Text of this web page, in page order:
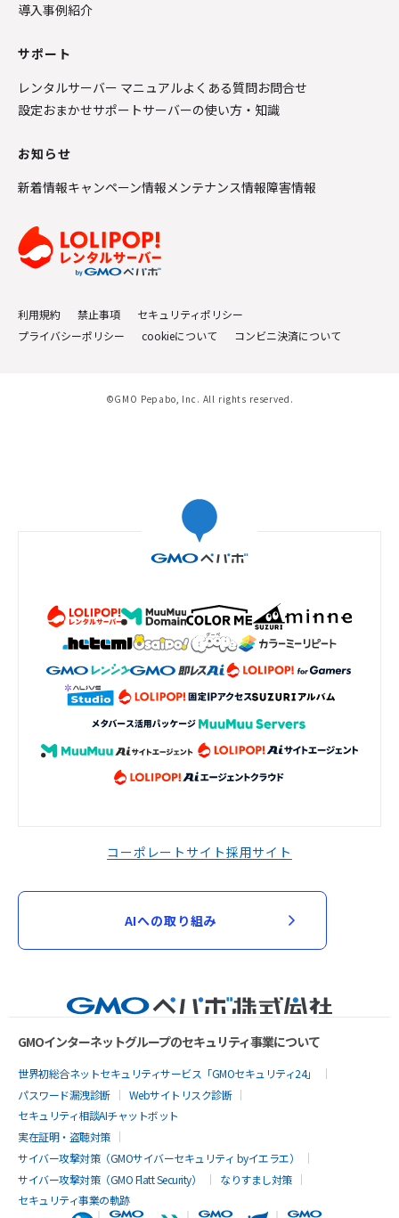
導入事例紹介
サポート
レンタルサーバー マニュアルよくある質問お問合せ
設定おまかせサポートサーバーの使い方・知識
お知らせ
新着情報キャンペーン情報メンテナンス情報障害情報
利用規約 禁止事項
セキュリティポリシー
プライバシーポリシー
cookieについて コンビニ決済について
©GMO Pepabo, Inc. All rights reserved.
コーポレートサイト採用サイト
AIへの取り組み
GMOインターネットグループのセキュリティ事業について
世界初総合ネットセキュリティサービス「GMOセキュリティ24」
パスワード漏洩診断
Webサイトリスク診断
セキュリティ相談AIチャットボット
実在証明・盗聴対策
サイバー攻撃対策（GMOサイバーセキュリティ byイエラエ）
サイバー攻撃対策（GMO Flatt Security）
なりすまし対策
セキュリティ事業の軌跡